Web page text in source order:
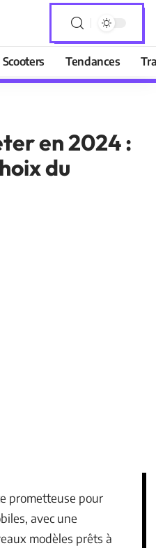
Scooters Tendances
en 2024 :
du
prometteuse pour
avec une
modèles prêts à